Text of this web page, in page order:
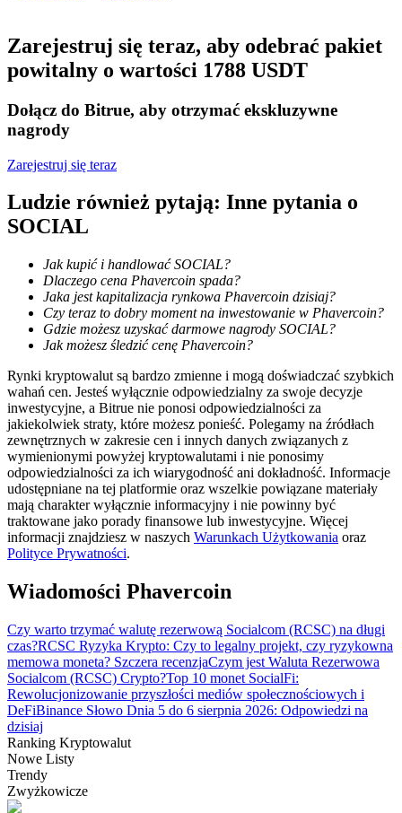
Zostań traderem kopiującym
Ciesz się podziałem zysków i prowizjami z kopiowania
transakcji
Informacja
Analiza Big Data, w tym informacje handlowe itp.
Przewodnik
Przewodnik dla początkujących dotyczący kontraktów futures
Strategie handlowe
Zarejestruj się teraz, aby odebrać pakiet
powitalny o wartości 1788 USDT
Dołącz do Bitrue, aby otrzymać ekskluzywne
nagrody
Zarejestruj się teraz
Ludzie również pytają: Inne pytania o
SOCIAL
Jak kupić i handlować SOCIAL?
Dlaczego cena Phavercoin spada?
Jaka jest kapitalizacja rynkowa Phavercoin dzisiaj?
Czy teraz to dobry moment na inwestowanie w Phavercoin?
Gdzie możesz uzyskać darmowe nagrody SOCIAL?
Jak możesz śledzić cenę Phavercoin?
Rynki kryptowalut są bardzo zmienne i mogą doświadczać szybkich
wahań cen. Jesteś wyłącznie odpowiedzialny za swoje decyzje
inwestycyjne, a Bitrue nie ponosi odpowiedzialności za
jakiekolwiek straty, które możesz ponieść. Polegamy na źródłach
zewnętrznych w zakresie cen i innych danych związanych z
wymienionymi powyżej kryptowalutami i nie ponosimy
odpowiedzialności za ich wiarygodność ani dokładność. Informacje
udostępniane na tej platformie oraz wszelkie powiązane materiały
mają charakter wyłącznie informacyjny i nie powinny być
traktowane jako porady finansowe lub inwestycyjne. Więcej
informacji znajdziesz w naszych Warunkach Użytkowania oraz
Polityce Prywatności.
Wiadomości Phavercoin
Czy warto trzymać walutę rezerwową Socialcom (RCSC) na długi
czas?RCSC Ryzyka Krypto: Czy to legalny projekt, czy ryzykowna
memowa moneta? Szczera recenzjaCzym jest Waluta Rezerwowa
Socialcom (RCSC) Crypto?Top 10 monet SocialFi:
Rewolucjonizowanie przyszłości mediów społecznościowych i
DeFiBinance Słowo Dnia 5 do 6 sierpnia 2026: Odpowiedzi na
dzisiaj
Ranking Kryptowalut
Nowe Listy
Trendy
Zwyżkowicze